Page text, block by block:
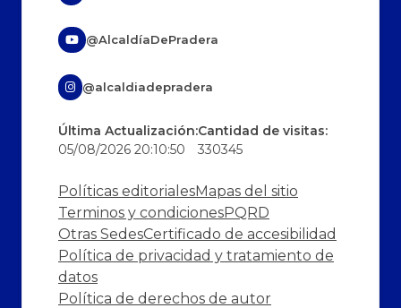
@AlcaldíaDePradera
@alcaldiadepradera
Última Actualización:
05/08/2026 20:10:50
Cantidad de visitas:
330345
Políticas editorialesMapas del sitio
Terminos y condicionesPQRD
Otras SedesCertificado de accesibilidad
Política de privacidad y tratamiento de
datos
Política de derechos de autor